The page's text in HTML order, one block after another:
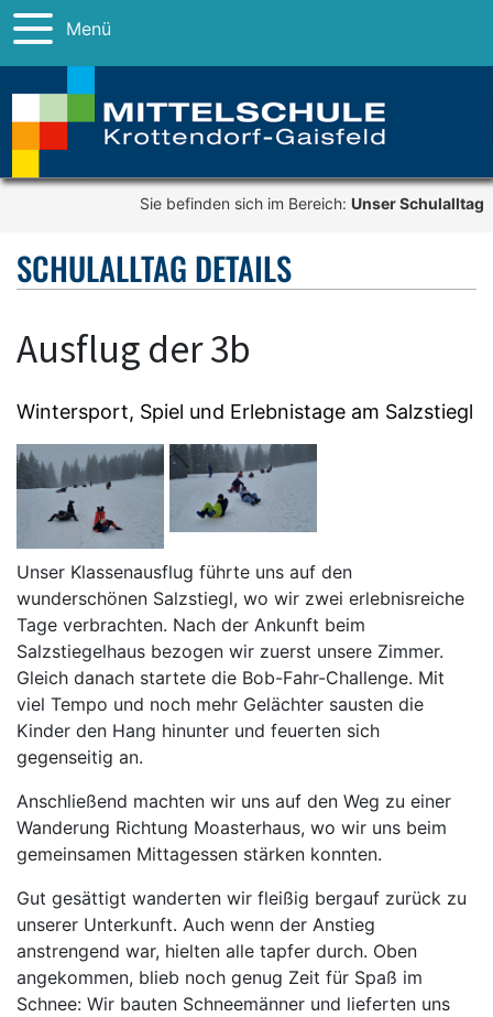
Menü
Sie befinden sich im Bereich: Unser Schulalltag
SCHULALLTAG DETAILS
Ausflug der 3b
Wintersport, Spiel und Erlebnistage am Salzstiegl
Unser Klassenausflug führte uns auf den
wunderschönen Salzstiegl, wo wir zwei erlebnisreiche
Tage verbrachten. Nach der Ankunft beim
Salzstiegelhaus bezogen wir zuerst unsere Zimmer.
Gleich danach startete die Bob-Fahr-Challenge. Mit
viel Tempo und noch mehr Gelächter sausten die
Kinder den Hang hinunter und feuerten sich
gegenseitig an.
Anschließend machten wir uns auf den Weg zu einer
Wanderung Richtung Moasterhaus, wo wir uns beim
gemeinsamen Mittagessen stärken konnten.
Gut gesättigt wanderten wir fleißig bergauf zurück zu
unserer Unterkunft. Auch wenn der Anstieg
anstrengend war, hielten alle tapfer durch. Oben
angekommen, blieb noch genug Zeit für Spaß im
Schnee: Wir bauten Schneemänner und lieferten uns